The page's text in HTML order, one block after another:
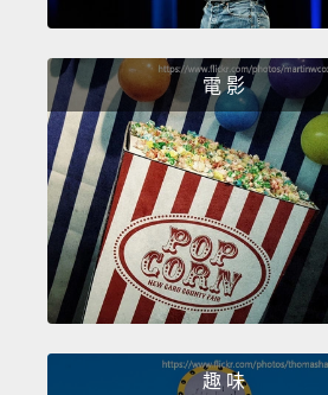
電 影
趣 味